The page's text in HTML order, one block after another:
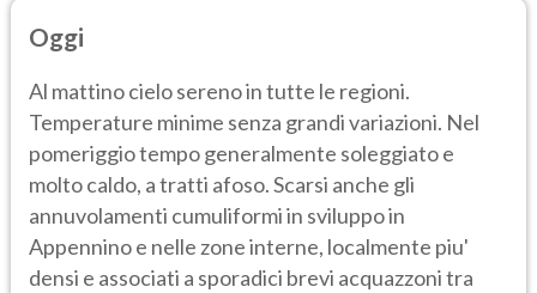
Oggi
Al mattino cielo sereno in tutte le regioni.
Temperature minime senza grandi variazioni. Nel
pomeriggio tempo generalmente soleggiato e
molto caldo, a tratti afoso. Scarsi anche gli
annuvolamenti cumuliformi in sviluppo in
Appennino e nelle zone interne, localmente piu'
densi e associati a sporadici brevi acquazzoni tra